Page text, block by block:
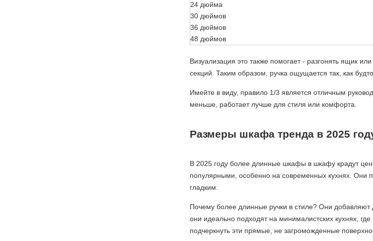
24 дюйма
30 дюймов
36 дюймов
48 дюймов
Визуализация это также помогает - разгонять ящик
секций. Таким образом, ручка ощущается так, как
Имейте в виду, правило 1/3 является отличным
меньше, работает лучше для стиля или комфорта.
Размеры шкафа тренда в 2025
В 2025 году более длинные шкафы в шкафу крадут
популярными, особенно на современных кухнях.
гладким.
Почему более длинные ручки в стиле? Они
они идеально подходят на минималистских кухнях,
подчеркнуть эти прямые, не загроможденные